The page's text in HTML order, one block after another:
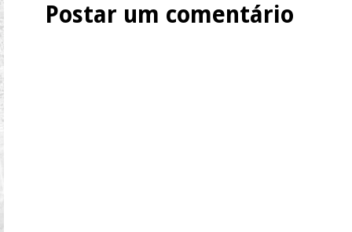
Postar um comentário